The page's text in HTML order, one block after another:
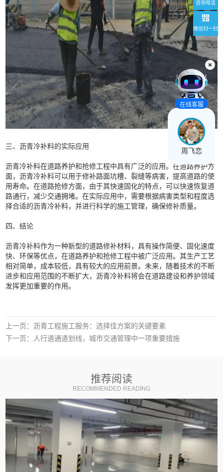
三、沥青冷补料的实际应用
沥青冷补料在道路养护和抢修工程中具有广泛的应用。在道路养护方
面，沥青冷补料可以用于修补路面坑槽、裂缝等病害，提高道路的使
用寿命。在道路抢修方面，由于其快速固化的特点，可以快速恢复道
路通行，减少交通拥堵。在实际应用中，需要根据病害类型和程度选
择合适的沥青冷补料，并进行科学的施工管理，确保修补质量。
四、结论
沥青冷补料作为一种新型的道路修补材料，具有操作简便、固化速度
快、环保等优点，在道路养护和抢修工程中被广泛应用。其生产工艺
相对简单，成本较低，具有较大的应用前景。未来，随着技术的不断
进步和应用范围的不断扩大，沥青冷补料将会在道路建设和养护领域
发挥更加重要的作用。
上一页： 沥青工程施工服务：选择佳方案的关键要素
下一页： 人行道通道划线，城市交通管理中一项重要措施
推荐阅读
RECOMMENDED READING
咨询电话
微信扫一扫
在线客服
周飞恋